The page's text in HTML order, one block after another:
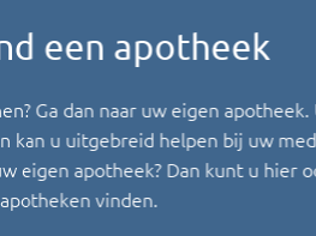
een apotheek
Ga dan naar uw eigen
kan u uitgebreid helpen bij uw
eigen apotheek? Dan kunt u hier
apotheken vinden.